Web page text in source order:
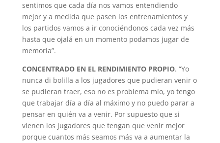
sentimos que cada día nos vamos entendiendo
mejor y a medida que pasen los entrenamientos y
los partidos vamos a ir conociéndonos cada vez más
hasta que ojalá en un momento podamos jugar de
memoria”.
CONCENTRADO EN EL RENDIMIENTO PROPIO. “Yo
nunca di bolilla a los jugadores que pudieran venir o
se pudieran traer, eso no es problema mío, yo tengo
que trabajar día a día al máximo y no puedo parar a
pensar en quién va a venir. Por supuesto que si
vienen los jugadores que tengan que venir mejor
porque cuantos más seamos más va a aumentar la